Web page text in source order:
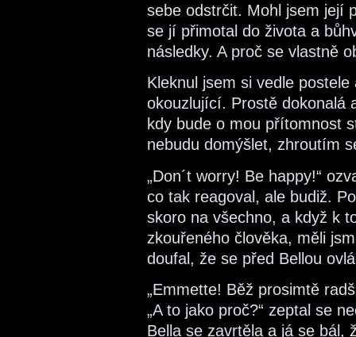
sebe odstrčit. Mohl jsem její
se jí přimotal do života a
následky. A proč se vlastně
Kleknul jsem si vedle
okouzlující. Prostě dokonalá
kdy bude o mou přítomnost
nebudu domýšlet, zhroutím
„Don´t worry! Be happy!“
co tak reagoval, ale budiž.
skoro na všechno, a když k
zkouřeného člověka, měli
doufal, že se před Bellou
„Emmette! Běž prosimtě
„A to jako proč?“ zeptal se
Bella se zavrtěla a já se bál,